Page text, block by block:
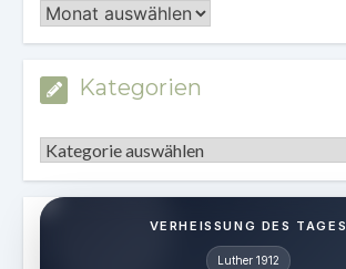
Archiv
Kategorien
Kategorien
VERHEISSUNG DES TAGES
Luther 1912